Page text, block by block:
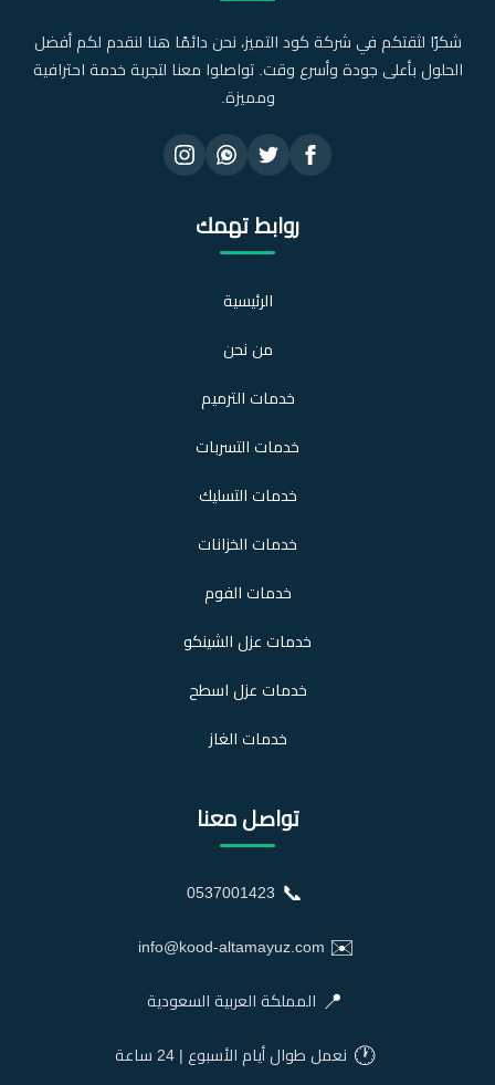
شكرًا لثقتكم في شركة كود التميز، نحن دائمًا هنا لنقدم لكم أفضل
الحلول بأعلى جودة وأسرع وقت. تواصلوا معنا لتجربة خدمة احترافية
ومميزة.
روابط تهمك
الرئيسية
من نحن
خدمات الترميم
خدمات التسربات
خدمات التسليك
خدمات الخزانات
خدمات الفوم
خدمات عزل الشينكو
خدمات عزل اسطح
خدمات الغاز
تواصل معنا
📞
0537001423
✉️
info@kood-altamayuz.com
📍 المملكة العربية السعودية
🕐 نعمل طوال أيام الأسبوع | 24 ساعة